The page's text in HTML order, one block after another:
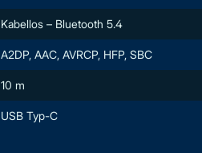
Kabellos – Bluetooth 5.4
A2DP, AAC, AVRCP, HFP, SBC
10 m
USB Typ-C